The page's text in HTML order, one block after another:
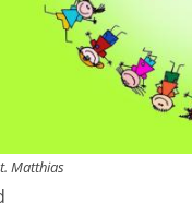
Matthias